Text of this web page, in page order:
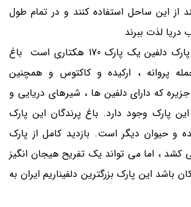
از این ساحل استفاده کنند و در تمام طول
دریا لذت ببرند
پارک دلفین کیش؛ پارک دلفین یک پارک 170 هکتاری است باغ
پروانه ، ارکیده و کاکتوس و همچنین
جزیره که دارای دلفین ها ، شیرهای دریایی و
پارک وجود دارد. باغ پرندگان این پارک
پرنده و حیوان دیگر است. بازدید کامل از پارک
، اما می تواند یک تفریح هیجان انگیز
باشد این پارک بزرگترین دلفیناریم ایران به